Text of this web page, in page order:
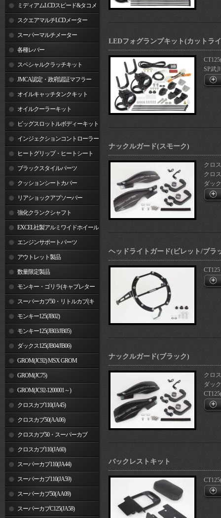
ミディアムLCDスピード&タコメ
ータースクエアマルチLCDメーター
スーパーマルチメーター
各種レバー
スペシャルクラッチキット
JMCA認定・政府認証マフラー
オイルキャッチタンクキット
オイルクーラーキット
ビッグスロットルボディーキット
インジェクションコントローラー
ヒートグリップ・ヒートシート
ブラックスタイルパーツ
クッションシートカバー
リアショックアブソーバー
強化クランクシャフト
EXCEL社製アルミワイドホイール
リム エンジンサポートパーツ
アウトレット製品
数量限定製品
モンキー・ゴリラ(キャブレター
車) スーパーカブ50・リトルカブ(キ
ャブレター車)
モンキー125(JB02)
モンキー125(JB03/JB05)
ダックス125(JB04/JB06)
GROM(JC92) MSX GROM
GROM(JC75)
GROM(JC92-1200001～)
クロスカブ110(JA45)
クロスカブ50(AA06)
クロスカブ50・スーパーカブ
50(AA09)/110(JA44)
クロスカブ110(JA60)
スーパーカブ110(JA44)
スーパーカブ110(JA59)
スーパーカブ50(AA09)
スーパーカブC125(JA58)
LEDフォグランプキット(カットラ
SP武
ナックルガード(スモーク)
クロ
クロ
ダッ
ヘッドライトガード(ビレット/ブラ
ナックルガード(ブラック)
クロ
ダッ
バックレストキット